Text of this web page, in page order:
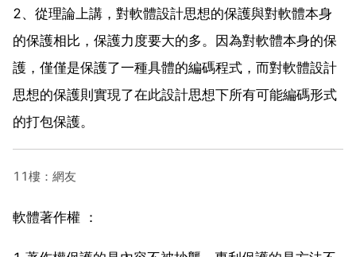
2、從理論上講，對軟體設計思想的保護與對軟體本身
的保護相比，保護力度要大的多。因為對軟體本身的保
護，僅僅是保護了一種具體的編碼程式，而對軟體設計
思想的保護則實現了在此設計思想下所有可能編碼形式
的打包保護。
11樓：網友
軟體著作權 ：